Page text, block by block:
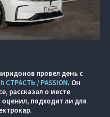
провел день с
СТРАСТЬ / PASSION. Он
рассказал о месте
подходит ли для